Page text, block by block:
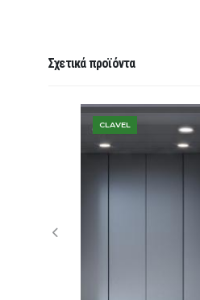
Σχετικά προϊόντα
CLAVEL